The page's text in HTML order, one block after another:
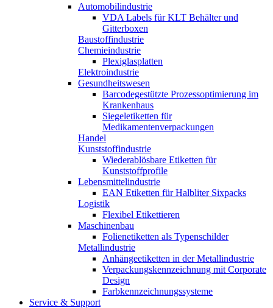
Automobilindustrie
VDA Labels für KLT Behälter und
Gitterboxen
Baustoffindustrie
Chemieindustrie
Plexiglasplatten
Elektroindustrie
Gesundheitswesen
Barcodegestützte Prozessoptimierung im
Krankenhaus
Siegeletiketten für
Medikamentenverpackungen
Handel
Kunststoffindustrie
Wiederablösbare Etiketten für
Kunststoffprofile
Lebensmittelindustrie
EAN Etiketten für Halbliter Sixpacks
Logistik
Flexibel Etikettieren
Maschinenbau
Folienetiketten als Typenschilder
Metallindustrie
Anhängeetiketten in der Metallindustrie
Verpackungskennzeichnung mit Corporate
Design
Farbkennzeichnungssysteme
Service & Support